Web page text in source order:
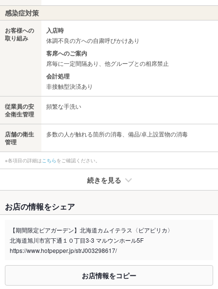
感染症対策
お客様への
取り組み
入店時
体調不良の方への自粛呼びかけあり
客席へのご案内
席毎に一定間隔あり、他グループとの相席禁止
会計処理
非接触型決済あり
従業員の安
全衛生管理
頻繁な手洗い
店舗の衛生
管理
多数の人が触れる箇所の消毒、備品/卓上設置物の消毒
※各項目の詳細はこちらをご確認ください。
続きを見る
禁煙・喫煙
全席禁煙
喫煙専用室 あり
合わせください。
お席
お店の情報をシェア
【期間限定ビアガーデン】北海道カムイテラス〈ビアピリカ〉
北海道旭川市宮下通１０丁目3-3 マルウンホール5F
https://www.hotpepper.jp/strJ003298617/
お店情報をコピー